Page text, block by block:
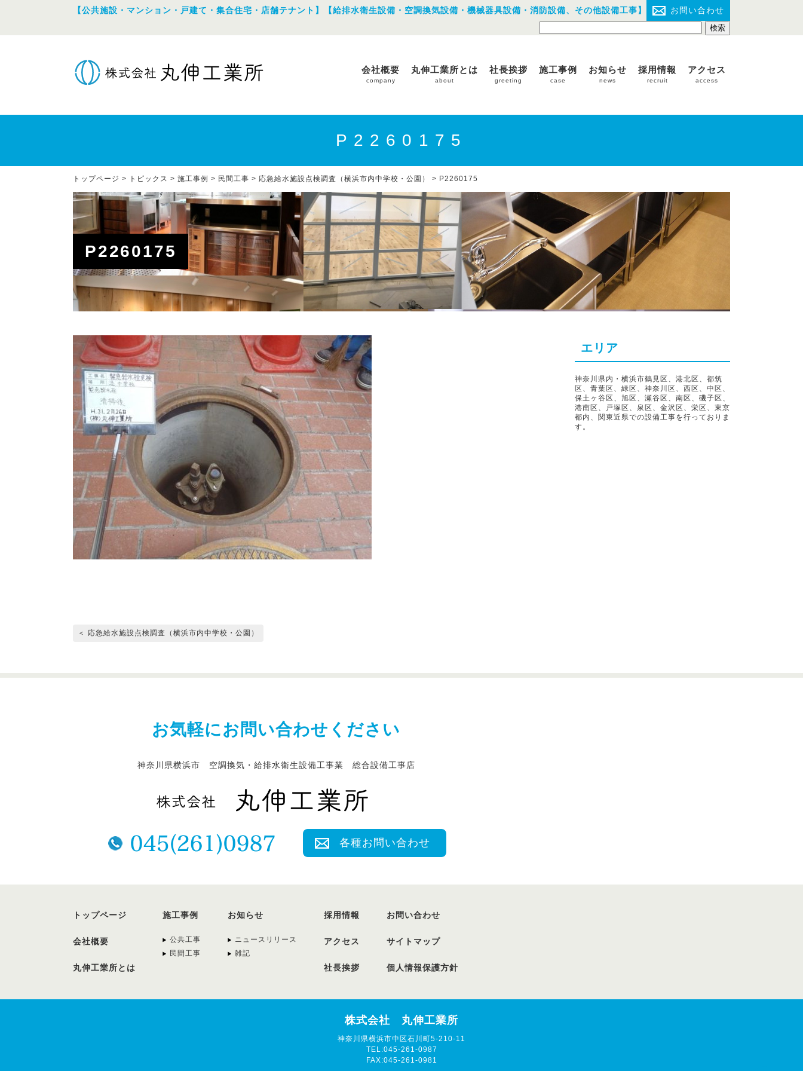
【公共施設・マンション・戸建て・集合住宅・店舗テナント】【給排水衛生設備・空調換気設備・機械器具設備・消防設備、その他設備工事】 お問い合わせ
会社概要
company
丸伸工業所とは
about
社長挨拶
greeting
施工事例
case
お知らせ
news
採用情報
recruit
アクセス
access
P2260175
トップページ > トピックス > 施工事例 > 民間工事 > 応急給水施設点検調査（横浜市内中学校・公園） > P2260175
P2260175
＜ 応急給水施設点検調査（横浜市内中学校・公園）
エリア
神奈川県内・横浜市鶴見区、港北区、都筑
区、青葉区、緑区、神奈川区、西区、中区、
保土ヶ谷区、旭区、瀬谷区、南区、磯子区、
港南区、戸塚区、泉区、金沢区、栄区、東京
都内、関東近県での設備工事を行っておりま
す。
お気軽にお問い合わせください
神奈川県横浜市 空調換気・給排水衛生設備工事業 総合設備工事店
各種お問い合わせ
トップページ
会社概要
丸伸工業所とは
施工事例
公共工事
民間工事
お知らせ
ニュースリリース
雑記
採用情報
アクセス
社長挨拶
お問い合わせ
サイトマップ
個人情報保護方針
株式会社 丸伸工業所
神奈川県横浜市中区石川町5-210-11
TEL:045-261-0987
FAX:045-261-0981